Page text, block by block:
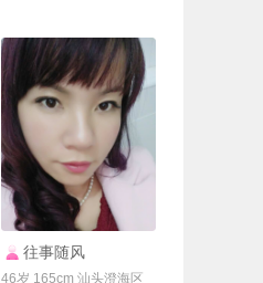
联系Ta
往事随风
46岁 165cm 汕头澄海区